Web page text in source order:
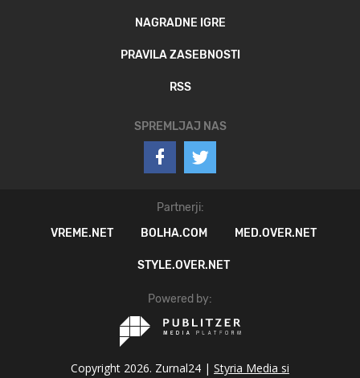
NAGRADNE IGRE
PRAVILA ZASEBNOSTI
RSS
SPREMLJAJ NAS
Partnerji:
VREME.NET
BOLHA.COM MED.OVER.NET
STYLE.OVER.NET
Powered by:
Copyright 2026. Zurnal24 | Styria Media si